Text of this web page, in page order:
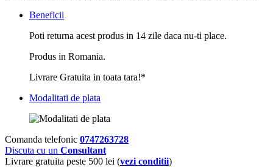
Beneficii
Poti returna acest produs in 14 zile daca nu-ti place.
Produs in Romania.
Livrare Gratuita in toata tara!*
Modalitati de plata
Comanda telefonic 0747263728
Discuta cu un Consultant
Livrare gratuita peste 500 lei (vezi conditii)